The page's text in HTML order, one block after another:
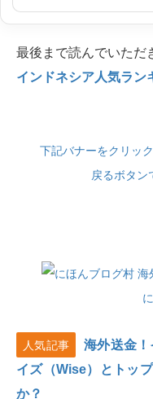
最後まで読んでいただ
インドネシア人気ラ
下記バナーをクリッ
戻るボタン
人気記事
海外送金
イズ（Wise）とトッ
か？